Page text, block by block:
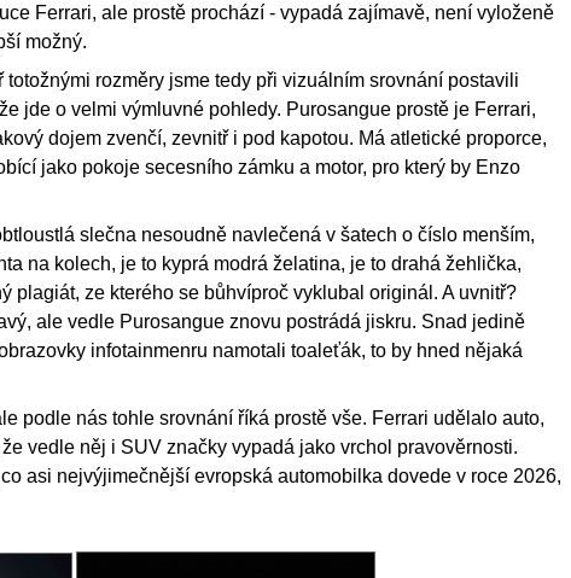
Ferrari, ale prostě prochází - vypadá zajímavě, není vyloženě
možný.
totožnými rozměry jsme tedy při vizuálním srovnání postavili
jde o velmi výmluvné pohledy. Purosangue prostě je Ferrari,
dojem zvenčí, zevnitř i pod kapotou. Má atletické proporce,
jako pokoje secesního zámku a motor, pro který by Enzo
slečna nesoudně navlečená v šatech o číslo menším,
na kolech, je to kyprá modrá želatina, je to drahá žehlička,
plagiát, ze kterého se bůhvíproč vyklubal originál. A uvnitř?
ale vedle Purosangue znovu postrádá jiskru. Snad jedině
infotainmenru namotali toaleťák, to by hned nějaká
podle nás tohle srovnání říká prostě vše. Ferrari udělalo auto,
vedle něj i SUV značky vypadá jako vrchol pravověrnosti.
asi nejvýjimečnější evropská automobilka dovede v roce 2026,